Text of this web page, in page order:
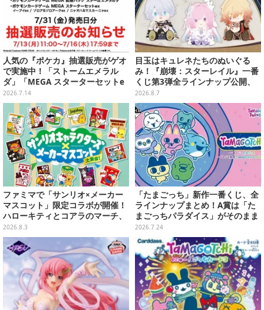
人気の『ポケカ』抽選販売がゲオ
で実施中！「ストームエメラル
ダ」「MEGA スターターセットe
x」各種の全4商品
2026.7.14
目玉はキュレネたちのぬいぐる
み！『崩壊：スターレイル』一番
くじ第3弾全ラインナップ公開、
美麗ビジュアルのアクリルボード
など用意
2026.8.7
ファミマで「サンリオ×メーカー
マスコット」限定コラボが開催！
ハローキティとコアラのマーチ、
ハンギョドンと出前坊やなど全26
キャラが夢の共演
2026.8.3
「たまごっち」新作一番くじ、全
ラインナップまとめ！A賞は「た
まごっちパラダイス」がそのまま
ビッグサイズになったアラームク
ロック
2026.7.24